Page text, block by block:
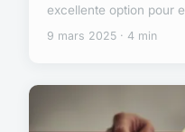
excellente option pour
9 mars 2025 · 4 min